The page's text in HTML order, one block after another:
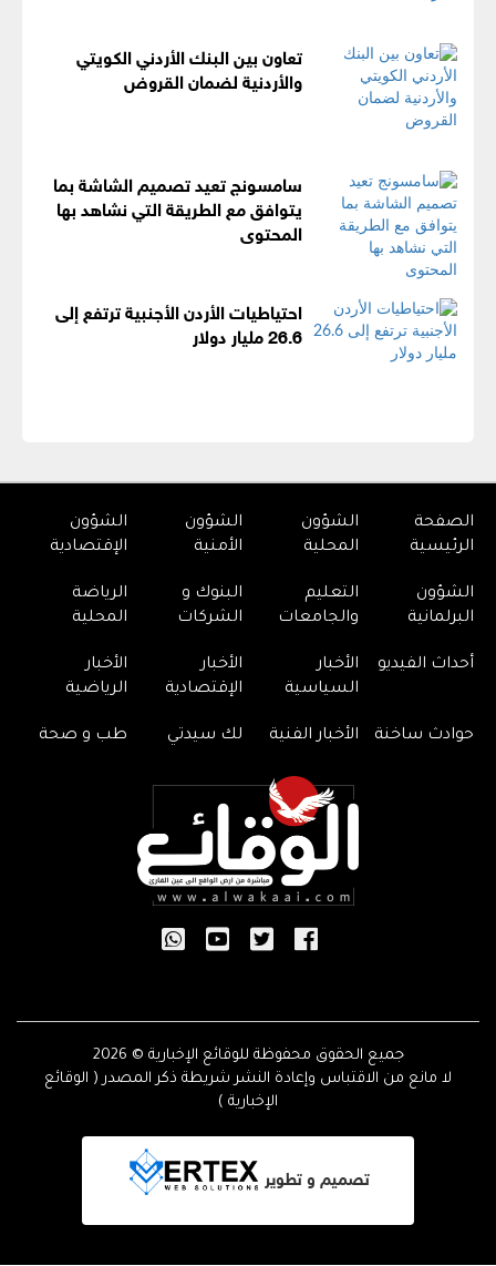
تعاون بين البنك الأردني الكويتي
والأردنية لضمان القروض
سامسونج تعيد تصميم الشاشة بما
يتوافق مع الطريقة التي نشاهد بها
المحتوى
احتياطيات الأردن الأجنبية ترتفع إلى
26.6 مليار دولار
الصفحة
الرئيسية
الشؤون
المحلية
الشؤون
الأمنية
الشؤون
الإقتصادية
الشؤون
البرلمانية
التعليم
والجامعات
البنوك و
الشركات
الرياضة
المحلية
أحداث الفيديو
الأخبار
السياسية
الأخبار
الإقتصادية
الأخبار
الرياضية
حوادث ساخنة الأخبار الفنية لك سيدتي طب و صحة
جميع الحقوق محفوظة للوقائع الإخبارية © 2026
لا مانع من الاقتباس وإعادة النشر شريطة ذكر المصدر ( الوقائع
الإخبارية )
تصميم و تطوير